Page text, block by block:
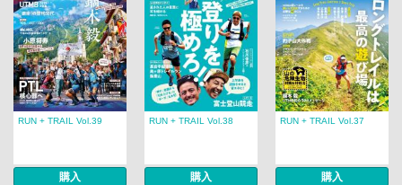
RUN + TRAIL Vol.39
購入
RUN + TRAIL Vol.38
購入
RUN + TRAIL Vol.37
購入